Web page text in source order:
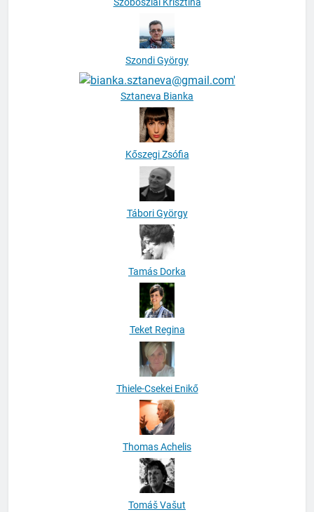
Szondi György
Kőszegi Zsófia
Tábori György
Tamás Dorka
Teket Regina
Thiele-Csekei Enikő
Thomas Achelis
Tomáš Vašut